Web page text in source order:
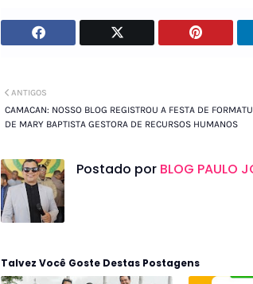
ANTIGOS
CAMACAN: NOSSO BLOG REGISTROU A FESTA DE
DE MARY BAPTISTA GESTORA DE RECURSOS HUMANOS
Postado por BLOG PAULO
Talvez Você Goste Destas Postagens